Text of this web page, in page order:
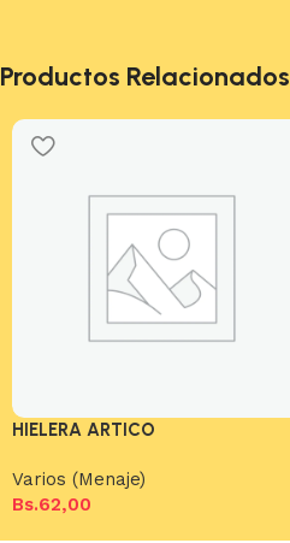
Productos Relacionados
HIELERA ARTICO
Varios (Menaje)
Bs.62,00